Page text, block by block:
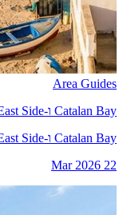
Area Guides
Catalan Bay ו-East Side: שכונת השכירות הנסתרת של גיברלטר
Catalan Bay ו-East Side הם אזורי השכירות השקטים ביותר בגיברלטר עם מחירים 10 עד 20% מתחת למרינות.
22 Mar 2026